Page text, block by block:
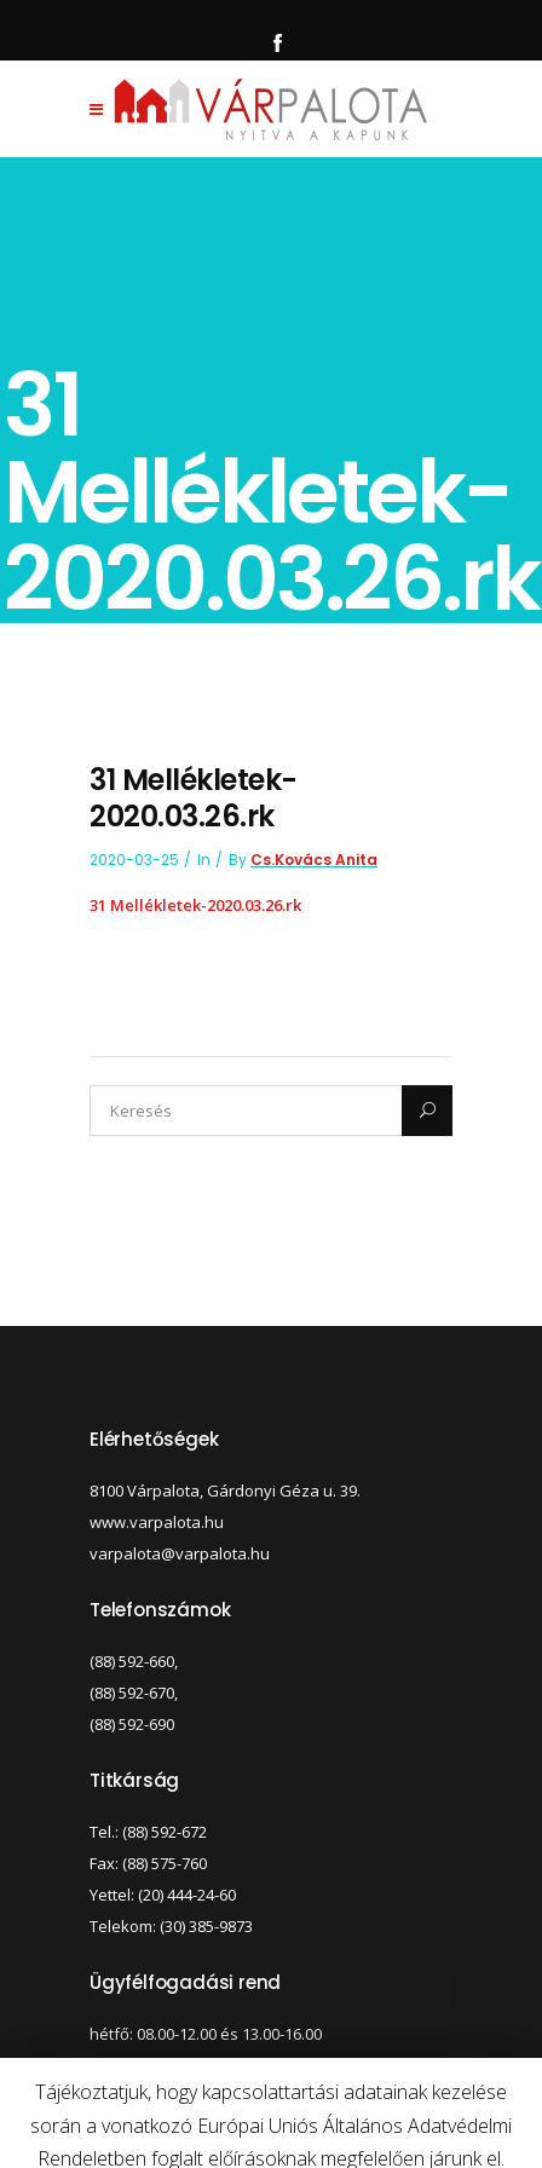
31
Mellékletek-
2020.03.26.rk
31 Mellékletek-
2020.03.26.rk
2020-03-25 In By Cs.Kovács Anita
31 Mellékletek-2020.03.26.rk
Elérhetőségek
8100 Várpalota, Gárdonyi Géza u. 39.
www.varpalota.hu
varpalota@varpalota.hu
Telefonszámok
(88) 592-660,
(88) 592-670,
(88) 592-690
Titkárság
Tel.: (88) 592-672
Fax: (88) 575-760
Yettel: (20) 444-24-60
Telekom: (30) 385-9873
Ügyfélfogadási rend
hétfő: 08.00-12.00 és 13.00-16.00
szerda: 08.00-12.00 és 13.00-17.00
Nagy kontraszt váltása
Betűméret váltása
Tájékoztatjuk, hogy kapcsolattartási adatainak kezelése
során a vonatkozó Európai Uniós Általános Adatvédelmi
Rendeletben foglalt előírásoknak megfelelően járunk el.